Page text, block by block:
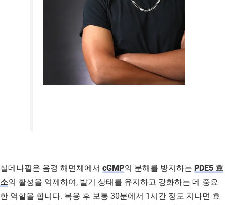
실데나필은 음경 해면체에서 cGMP의 분해를 방지하는 PDE5 효
소의 활성을 억제하여, 발기 상태를 유지하고 강화하는 데 중요
한 역할을 합니다. 복용 후 보통 30분에서 1시간 정도 지나면 효